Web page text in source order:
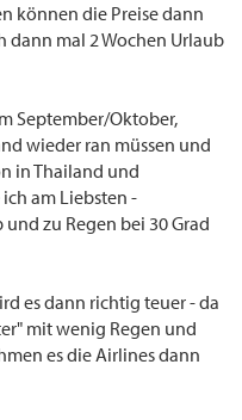
können die Preise dann
dann mal 2 Wochen Urlaub
September/Oktober,
wieder ran müssen und
in Thailand und
am Liebsten -
zu Regen bei 30 Grad
es dann richtig teuer - da
mit wenig Regen und
es die Airlines dann